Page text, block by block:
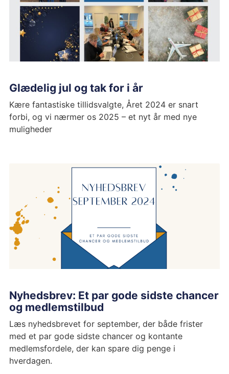
Glædelig jul og tak for i år
Kære fantastiske tillidsvalgte, Året 2024 er snart
forbi, og vi nærmer os 2025 – et nyt år med nye
muligheder
Nyhedsbrev: Et par gode sidste chancer
og medlemstilbud
Læs nyhedsbrevet for september, der både frister
med et par gode sidste chancer og kontante
medlemsfordele, der kan spare dig penge i
hverdagen.